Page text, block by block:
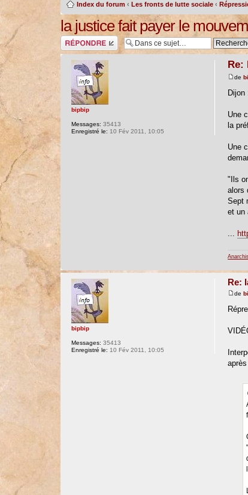
Index du forum ‹ Les fronts de lutte sociale ‹
la justice fait payer le
Répondre
Re:
de
Une
la
Une
"Ils
alors
Sept
et un
...
bipbip
Messages: 35413
Enregistré le: 10 Fév 2011, 10:05
Re:
de
bipbip
Messages: 35413
Enregistré le: 10 Fév 2011, 10:05